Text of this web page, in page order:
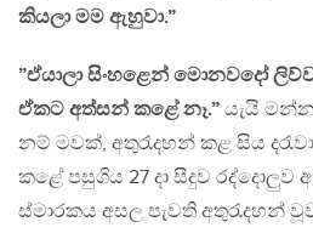
කියලා මම ඇහුවා.”
”ඒයාලා සිංහළෙන් මොනවදෝ
ඒකට අත්සන් කළේ නෑ.” යැයි
නම් මවක්, අතුරැදහන් කළ සිය
කළේ පසුගිය 27 දා සීදුව රද්දොලුව
ස්මාරකය අසල පැවති අතුරැදහන්